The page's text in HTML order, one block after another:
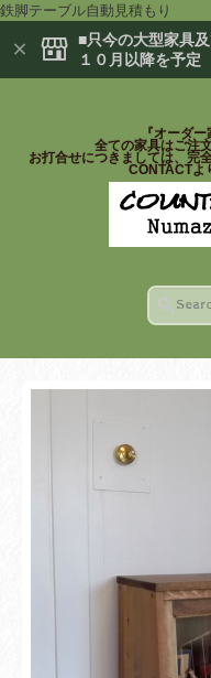
鉄脚テーブル自動見積もり
■只今の大型家具
１０月以降を予定
『オーダ
全ての家具はご注
お打合せにつきましては、完
CONTACTよ